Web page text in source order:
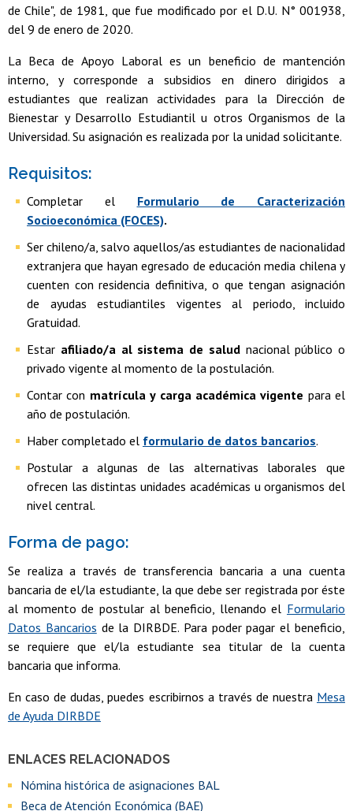
ENLACES RELACIONADOS
Nómina histórica de asignaciones BAL
Beca de Atención Económica (BAE)
de Chile", de 1981, que fue modificado por el D.U. N° 001938,
del 9 de enero de 2020.
La Beca de Apoyo Laboral es un beneficio de mantención
interno, y corresponde a subsidios en dinero dirigidos a
estudiantes que realizan actividades para la Dirección de
Bienestar y Desarrollo Estudiantil u otros Organismos de la
Universidad. Su asignación es realizada por la unidad solicitante.
Requisitos:
Completar el Formulario de Caracterización
Socioeconómica (FOCES).
Ser chileno/a, salvo aquellos/as estudiantes de nacionalidad
extranjera que hayan egresado de educación media chilena y
cuenten con residencia definitiva, o que tengan asignación
de ayudas estudiantiles vigentes al periodo, incluido
Gratuidad.
Estar afiliado/a al sistema de saludnacional público o
privado vigente al momento de la postulación.
Contar con matrícula y carga académica vigente para el
año de postulación.
Haber completado el formulario de datos bancarios.
Postular a algunas de las alternativas laborales que
ofrecen las distintas unidades académicas u organismos del
nivel central.
Forma de pago:
Se realiza a través de transferencia bancaria a una cuenta
bancaria de el/la estudiante, la que debe ser registrada por éste
al momento de postular al beneficio, llenando el Formulario
Datos Bancarios de la DIRBDE. Para poder pagar el beneficio,
se requiere que el/la estudiante sea titular de la cuenta
bancaria que informa.
En caso de dudas, puedes escribirnos a través de nuestra Mesa
de Ayuda DIRBDE